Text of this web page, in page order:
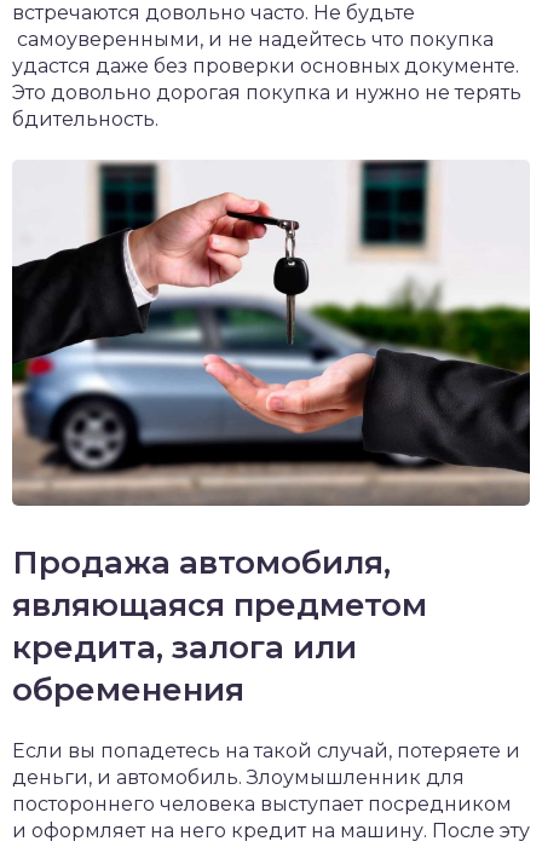
встречаются довольно часто. Не будьте
самоуверенными, и не надейтесь что покупка
удастся даже без проверки основных документе.
Это довольно дорогая покупка и нужно не терять
бдительность.
Продажа автомобиля,
являющаяся предметом
кредита, залога или
обременения
Если вы попадетесь на такой случай, потеряете и
деньги, и автомобиль. Злоумышленник для
постороннего человека выступает посредником
и оформляет на него кредит на машину. После эту